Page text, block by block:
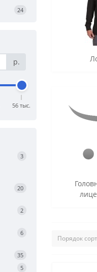
24
р.
56 тыс.
3
20
2
6
35
5